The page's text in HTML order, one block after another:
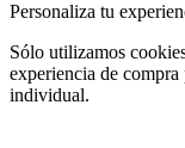
Personaliza tu
Sólo utilizamos
experiencia de
individual.